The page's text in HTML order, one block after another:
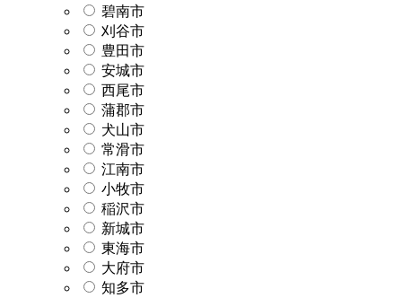
碧南市
刈谷市
豊田市
安城市
西尾市
蒲郡市
犬山市
常滑市
江南市
小牧市
稲沢市
新城市
東海市
大府市
知多市